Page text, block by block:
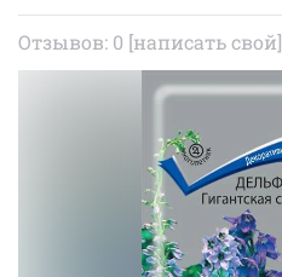
Отзывов: 0 [написать свой]